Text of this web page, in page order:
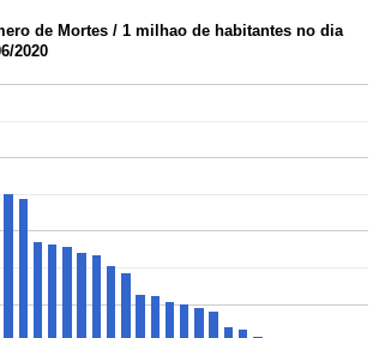
de Mortes / 1 milhao de habitantes no dia
2020